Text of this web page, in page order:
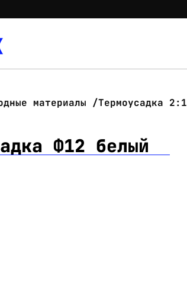
материалы Термоусадка 2:1
Ф12 белый